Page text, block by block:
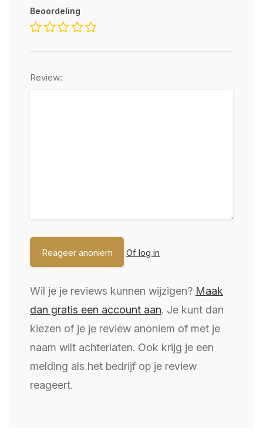
Beoordeling
Review:
Of log in
Wil je je reviews kunnen wijzigen? Maak
dan gratis een account aan. Je kunt dan
kiezen of je je review anoniem of met je
naam wilt achterlaten. Ook krijg je een
melding als het bedrijf op je review
reageert.